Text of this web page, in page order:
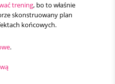
trening, bo to właśnie
skonstruowany plan
końcowych.
.